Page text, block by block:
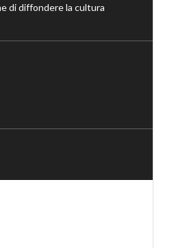
di diffondere la cultura